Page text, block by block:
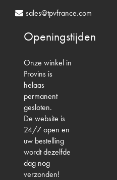
sales@tpvfrance.com
Openingstijden
Onze winkel in
Provins is
helaas
permanent
gesloten.
De website is
24/7 open en
uw bestelling
wordt dezelfde
dag nog
verzonden!